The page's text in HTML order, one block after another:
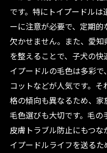
です。特にトイプードル
ーに注意が必要で、定期
欠かせません。また、愛
を整えることで、子犬の
イプードルの毛色は多彩
コットなどが人気です。
格の傾向も異なるため、
毛色選びも大切です。毛
皮膚トラブル防止にもつ
イプードルライフを送る